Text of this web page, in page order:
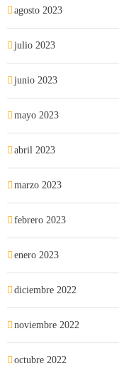
agosto 2023
julio 2023
junio 2023
mayo 2023
abril 2023
marzo 2023
febrero 2023
enero 2023
diciembre 2022
noviembre 2022
octubre 2022